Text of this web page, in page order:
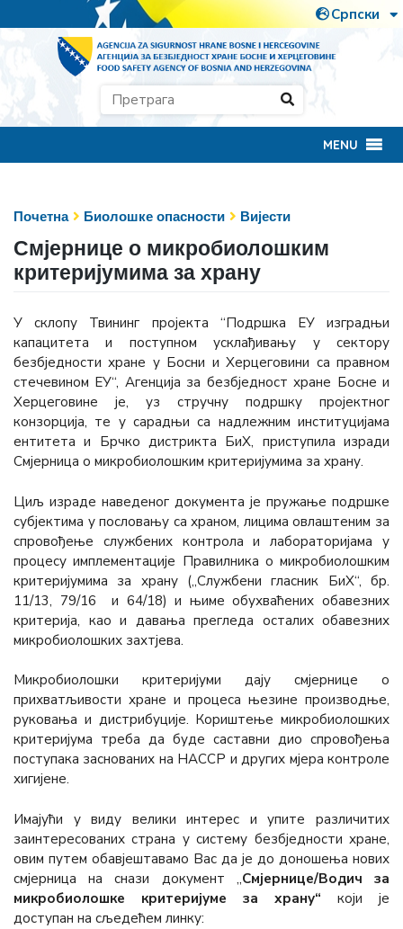
MENU
Почетна Биолошке опасности Вијести
Смјернице о микробиолошким
критеријумима за храну
У склопу Твининг пројекта “Подршка ЕУ изградњи
капацитета и поступном усклађивању у сектору
безбједности хране у Босни и Херцеговини са правном
стечевином ЕУ“, Агенција за безбједност хране Босне и
Херцеговине је, уз стручну подршку пројектног
конзорција, те у сарадњи са надлежним институцијама
ентитета и Брчко дистрикта БиХ, приступила изради
Смјерница о микробиолошким критеријумима за храну.
Циљ израде наведеног документа је пружање подршке
субјектима у пословању са храном, лицима овлаштеним за
спровођење службених контрола и лабораторијама у
процесу имплементације Правилника о микробиолошким
критеријумима за храну („Службени гласник БиХ“, бр.
11/13, 79/16 и 64/18) и њиме обухваћених обавезних
критерија, као и давања прегледа осталих обавезних
микробиолошких захтјева.
Микробиолошки критеријуми дају смјернице о
прихватљивости хране и процеса њезине производње,
руковања и дистрибуције. Кориштење микробиолошких
критеријума треба да буде саставни дио спровођења
поступака заснованих на HACCP и других мјера контроле
хигијене.
Имајући у виду велики интерес и упите различитих
заинтересованих страна у систему безбједности хране,
овим путем обавјештавамо Вас да је до доношења нових
смјерница на снази документ „Смјернице/Водич за
микробиолошке критеријуме за храну“ који је
доступан на сљедећем линку: